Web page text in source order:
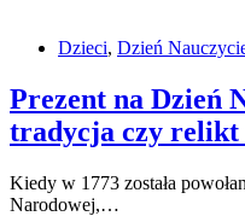
Dzieci, Dzień
Prezent na Dzień
tradycja czy relikt
Kiedy w 1773 została
Narodowej,…